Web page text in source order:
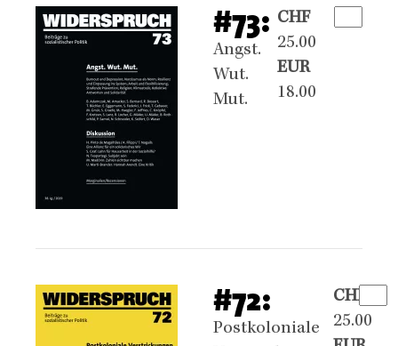
#73:
Angst.
Wut.
Mut.
CHF
25.00
EUR
18.00
#72:
Postkoloniale
CHF
25.00